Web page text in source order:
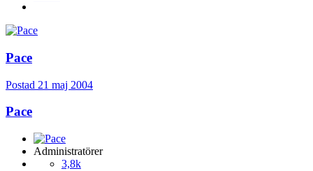
Pace
Postad 21 maj 2004
Pace
Administratörer
3,8k